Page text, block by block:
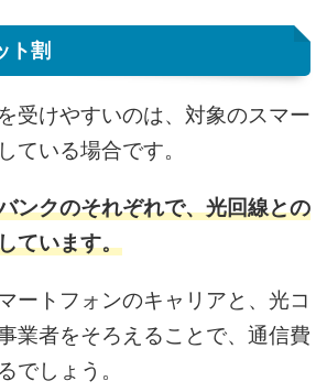
ト割
受けやすいのは、対象のスマー
ている場合です。
ンクのそれぞれで、光回線との
ています。
ートフォンのキャリアと、光コ
業者をそろえることで、通信費
でしょう。